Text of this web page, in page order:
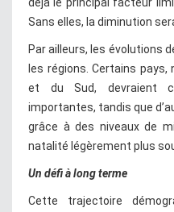
Sans elles, la diminution
Par ailleurs, les évolutions
les régions. Certains pays,
et du Sud, devraient
importantes, tandis que
grâce à des niveaux de
natalité légèrement plus
Un défi à long terme
Cette trajectoire